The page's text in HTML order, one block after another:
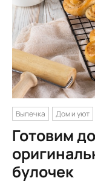
Выпечка Дом и уют
Готовим
булочек